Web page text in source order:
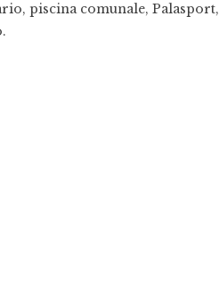
piscina comunale, Palasport,